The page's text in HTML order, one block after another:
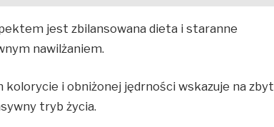
jest zbilansowana dieta i staranne
nawilżaniem.
kolorycie i obniżonej jędrności wskazuje na zbyt
tryb życia.